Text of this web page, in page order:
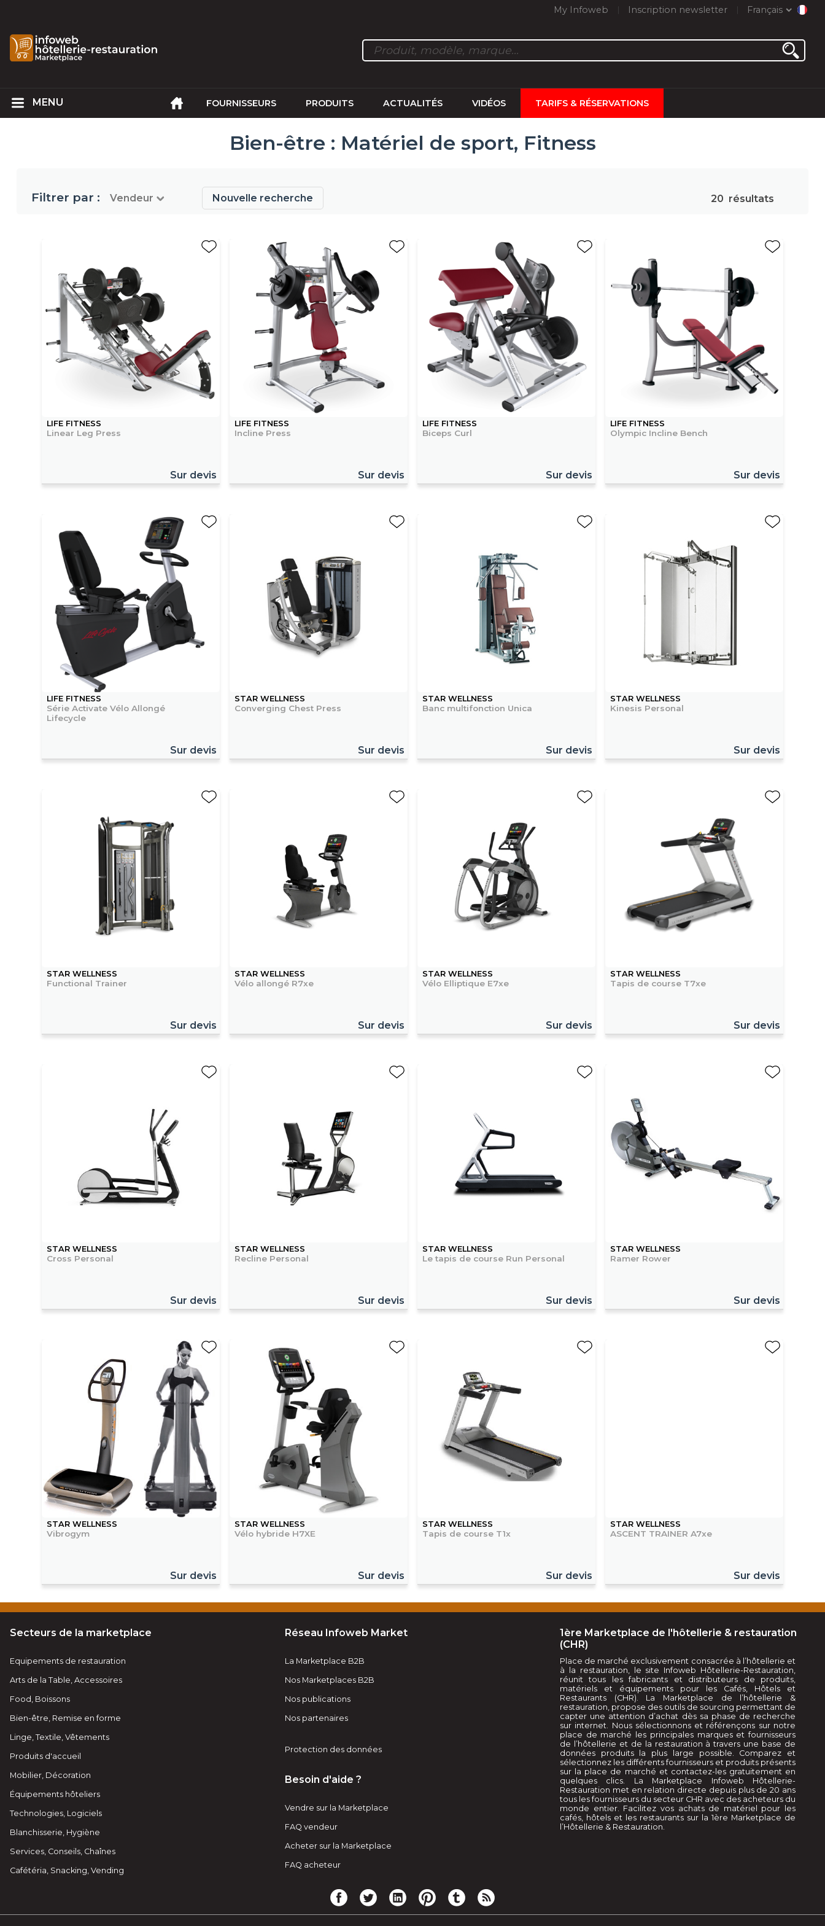
My Infoweb Inscription newsletter Français
FOURNISSEURS PRODUITS ACTUALITÉS VIDÉOS TARIFS & RÉSERVATIONS
Bien-être : Matériel de sport, Fitness
Filtrer par : Vendeur 20 résultats
Nouvelle recherche
LIFE FITNESS
Linear Leg Press
Sur devis
LIFE FITNESS
Incline Press
Sur devis
LIFE FITNESS
Biceps Curl
Sur devis
LIFE FITNESS
Olympic Incline Bench
Sur devis
LIFE FITNESS
Série Activate Vélo Allongé
Lifecycle
Sur devis
STAR WELLNESS
Converging Chest Press
Sur devis
STAR WELLNESS
Banc multifonction Unica
Sur devis
STAR WELLNESS
Kinesis Personal
Sur devis
STAR WELLNESS
Functional Trainer
Sur devis
STAR WELLNESS
Vélo allongé R7xe
Sur devis
STAR WELLNESS
Vélo Elliptique E7xe
Sur devis
STAR WELLNESS
Tapis de course T7xe
Sur devis
STAR WELLNESS
Cross Personal
Sur devis
STAR WELLNESS
Recline Personal
Sur devis
STAR WELLNESS
Le tapis de course Run Personal
Sur devis
STAR WELLNESS
Ramer Rower
Sur devis
STAR WELLNESS
Vibrogym
Sur devis
STAR WELLNESS
Vélo hybride H7XE
Sur devis
STAR WELLNESS
Tapis de course T1x
Sur devis
STAR WELLNESS
ASCENT TRAINER A7xe
Sur devis
Secteurs de la marketplace
Equipements de restauration
Arts de la Table, Accessoires
Food, Boissons
Bien-être, Remise en forme
Linge, Textile, Vêtements
Produits d'accueil
Mobilier, Décoration
Équipements hôteliers
Technologies, Logiciels
Blanchisserie, Hygiène
Services, Conseils, Chaînes
Cafétéria, Snacking, Vending
Réseau Infoweb Market
La Marketplace B2B
Nos Marketplaces B2B
Nos publications
Nos partenaires
Protection des données
Besoin d'aide ?
Vendre sur la Marketplace
FAQ vendeur
Acheter sur la Marketplace
FAQ acheteur
1ère Marketplace de l'hôtellerie & restauration
(CHR)
Place de marché exclusivement consacrée à l’hôtellerie et
à la restauration, le site Infoweb Hôtellerie-Restauration,
réunit tous les fabricants et distributeurs de produits,
matériels et équipements pour les Cafés, Hôtels et
Restaurants (CHR). La Marketplace de l’hôtellerie &
restauration, propose des outils de sourcing permettant de
capter une attention d’achat dès sa phase de recherche
sur internet. Nous sélectionnons et référençons sur notre
place de marché les principales marques et fournisseurs
de l’hôtellerie et de la restauration à travers une base de
données produits la plus large possible. Comparez et
sélectionnez les différents fournisseurs et produits présents
sur la place de marché et contactez-les gratuitement en
quelques clics. La Marketplace Infoweb Hôtellerie-
Restauration met en relation directe depuis plus de 20 ans
tous les fournisseurs du secteur CHR avec des acheteurs du
monde entier. Facilitez vos achats de matériel pour les
cafés, hôtels et les restaurants sur la 1ère Marketplace de
l’Hôtellerie & Restauration.